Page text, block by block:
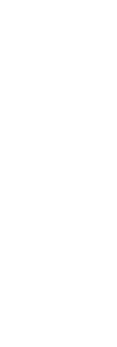
Lío con
Vélez-
denuncia